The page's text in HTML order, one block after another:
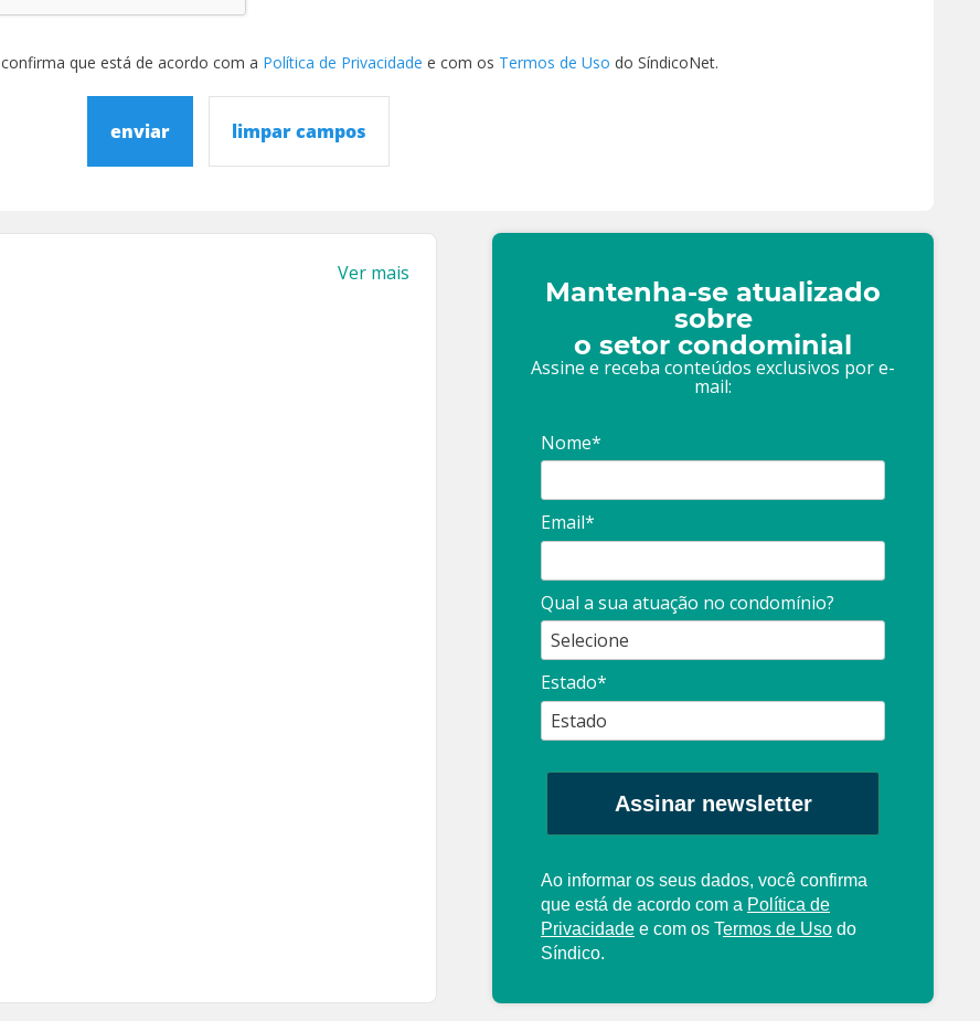
que está de acordo com a Política de Privacidade e com os Termos de Uso do SíndicoNet.
enviar limpar campos
Ver mais
Mantenha-se atualizado
sobre
o setor condominial
Assine e receba conteúdos exclusivos por e-
mail:
Nome*
Email*
Qual a sua atuação no condomínio?
Estado*
Assinar newsletter
Ao informar os seus dados, você confirma
que está de acordo com a Política de
Privacidade e com os Termos de Uso do
Síndico.